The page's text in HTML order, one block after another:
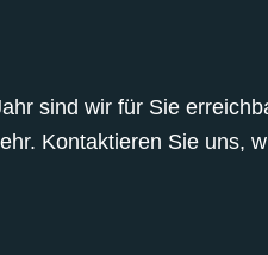
sind wir für Sie
Kontaktieren Sie uns,